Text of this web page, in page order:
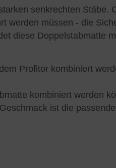
senkrechten Stäbe.
werden müssen - die
diese Doppelstabmatte
Profitor kombiniert
kombiniert werden
ist die